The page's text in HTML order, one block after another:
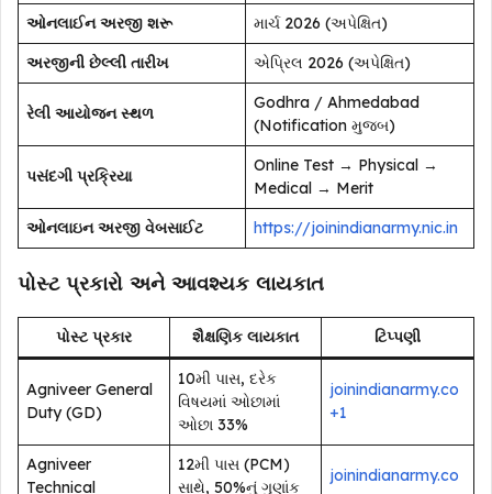
ઓનલાઈન અરજી શરૂ
માર્ચ 2026 (અપેક્ષિત)
અરજીની છેલ્લી તારીખ
એપ્રિલ 2026 (અપેક્ષિત)
રેલી આયોજન સ્થળ
Godhra / Ahmedabad
(Notification મુજબ)
પસંદગી પ્રક્રિયા
Online Test → Physical →
Medical → Merit
ઓનલાઇન અરજી વેબસાઈટ
https://joinindianarmy.nic.in
પોસ્ટ પ્રકારો અને આવશ્યક લાયકાત
પોસ્ટ પ્રકાર શૈક્ષણિક લાયકાત ટિપ્પણી
Agniveer General
Duty (GD)
10મી પાસ, દરેક
વિષયમાં ઓછામાં
ઓછા 33%
joinindianarmy.co
+1
Agniveer
Technical
12મી પાસ (PCM)
સાથે, 50%નું ગુણાંક
joinindianarmy.co